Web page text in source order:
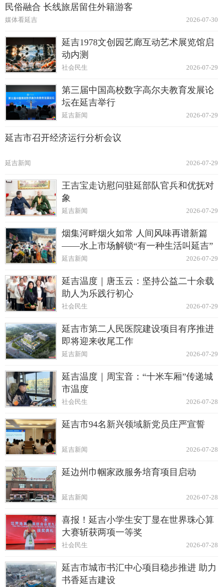
民俗融合 长线旅居留住外籍游客
2026-07-30
媒体看延吉
延吉1978文创园艺廊互动艺术展览馆启
动内测
2026-07-29
社会民生
第三届中国高校数字高尔夫教育发展论
坛在延吉举行
2026-07-29
延吉新闻
延吉市召开经济运行分析会议
2026-07-29
延吉新闻
王吉宝走访慰问驻延部队官兵和优抚对
象
2026-07-29
延吉新闻
烟集河畔烟火如常 人间风味再谱新篇
——水上市场解锁“有一种生活叫延吉”
2026-07-29
延吉新闻
延吉温度｜唐玉云：坚持公益二十余载
助人为乐践行初心
2026-07-29
社会民生
延吉市第二人民医院建设项目有序推进
即将迎来收尾工作
2026-07-29
延吉新闻
延吉温度｜周宝音：“十米车厢”传递城
市温度
2026-07-28
社会民生
延吉市94名新兴领域新党员庄严宣誓
2026-07-28
延吉新闻
延边州巾帼家政服务培育项目启动
2026-07-28
延吉新闻
喜报！延吉小学生安丁显在世界珠心算
大赛斩获两项一等奖
2026-07-28
社会民生
延吉市城市书汇中心项目稳步推进 助力
书香延吉建设